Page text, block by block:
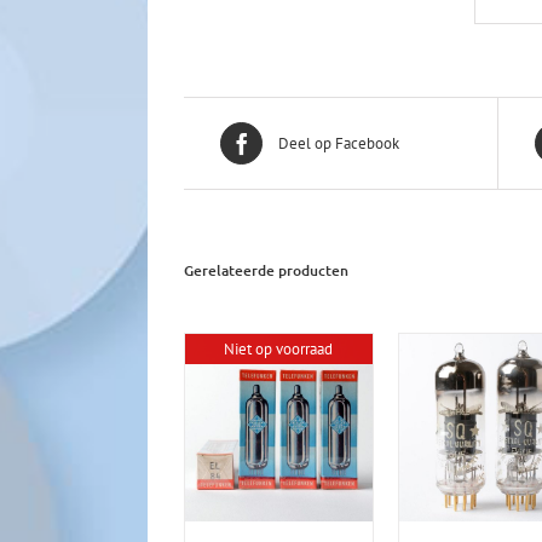
Deel op Facebook
Gerelateerde producten
Niet op voorraad